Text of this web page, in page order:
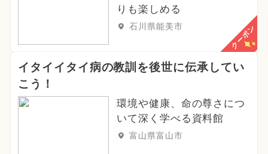
りも楽しめる
石川県能美市 クーポン
イタイイタイ病の教訓を後世に伝承してい
こう！
環境や健康、命の尊さにつ
いて深く学べる資料館
富山県富山市